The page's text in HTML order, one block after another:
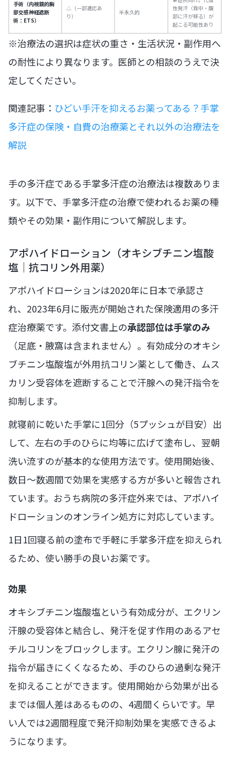
手術（内視鏡的胸
部交感神経遮断
術：ETS）
△（一部適応あ
り）
半永久的
性発汗（背中・腹
部に汗が移る）が
起こる可能性あり
※治療法の選択は症状の重さ・生活状況・副作用へ
の耐性により異なります。医師との相談のうえで決
定してください。
関連記事： ひどい手汗を抑えるお薬ってある？手掌
多汗症の保険・自費の治療薬とそれ以外の治療法を
解説
手の多汗症である手掌多汗症の治療法は複数ありま
す。以下で、手掌多汗症の治療で使われるお薬の種
類やその効果・副作用について解説します。
アポハイドローション（オキシブチニン塩酸
塩｜抗コリン外用薬）
アポハイドローションは2020年に日本で承認さ
れ、2023年6月に販売が開始された保険適用の多汗
症治療薬です。添付文書上の承認部位は手掌のみ
（足底・腋窩は含まれません）。有効成分のオキシ
ブチニン塩酸塩が外用抗コリン薬として働き、ムス
カリン受容体を遮断することで汗腺への発汗指令を
抑制します。
就寝前に乾いた手掌に1回分（5プッシュが目安）出
して、左右の手のひらに均等に広げて塗布し、翌朝
洗い流すのが基本的な使用方法です。使用開始後、
数日〜数週間で効果を実感する方が多いと報告され
ています。おうち病院の多汗症外来では、アポハイ
ドローションのオンライン処方に対応しています。
1日1回寝る前の塗布で手軽に手掌多汗症を抑えられ
るため、使い勝手の良いお薬です。
効果
オキシブチニン塩酸塩という有効成分が、エクリン
汗腺の受容体と結合し、発汗を促す作用のあるアセ
チルコリンをブロックします。エクリン腺に発汗の
指令が届きにくくなるため、手のひらの過剰な発汗
を抑えることができます。使用開始から効果が出る
までは個人差はあるものの、4週間くらいです。早
い人では2週間程度で発汗抑制効果を実感できるよ
うになります。